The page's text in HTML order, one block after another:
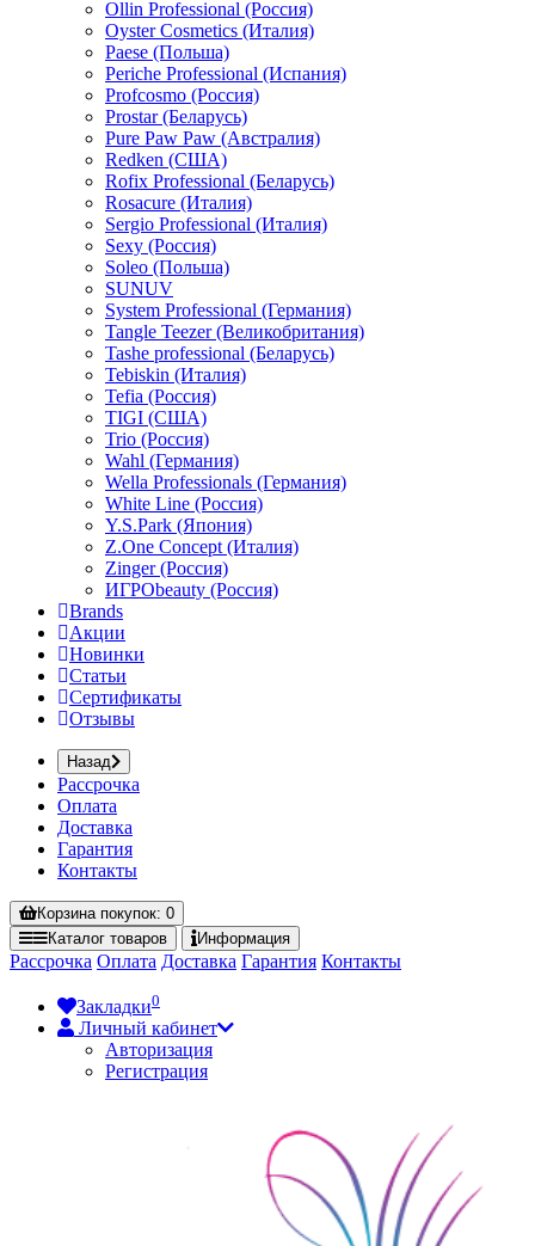
Ollin Professional (Россия)
Oyster Cosmetics (Италия)
Paese (Польша)
Periche Professional (Испания)
Profcosmo (Россия)
Prostar (Беларусь)
Pure Paw Paw (Австралия)
Redken (США)
Rofix Professional (Беларусь)
Rosacure (Италия)
Sergio Professional (Италия)
Sexy (Россия)
Soleo (Польша)
SUNUV
System Professional (Германия)
Tangle Teezer (Великобритания)
Tashe professional (Беларусь)
Tebiskin (Италия)
Tefia (Россия)
TIGI (США)
Trio (Россия)
Wahl (Германия)
Wella Professionals (Германия)
White Line (Россия)
Y.S.Park (Япония)
Z.One Concept (Италия)
Zinger (Россия)
ИГРОbeauty (Россия)
Brands
Акции
Новинки
Статьи
Сертификаты
Отзывы
Назад
Рассрочка
Оплата
Доставка
Гарантия
Контакты
Корзинапокупок: 0
Каталог товаров Информация
Рассрочка Оплата Доставка Гарантия Контакты
Закладки0
Личный кабинет
Авторизация
Регистрация